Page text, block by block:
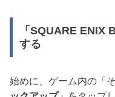
「SQUARE ENIX
する
始めに、ゲーム内の「